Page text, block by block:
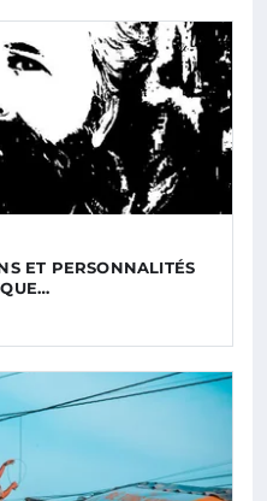
ET PERSONNALITÉS